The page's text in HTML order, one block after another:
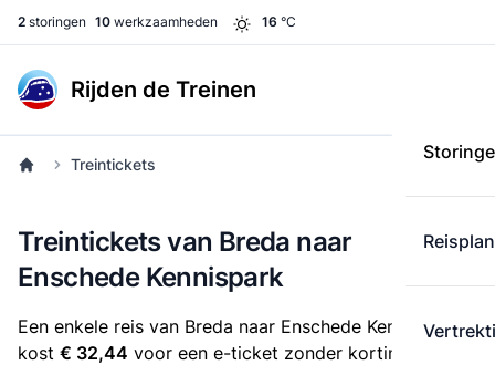
2 storingen 10 werkzaamheden 16 °C
Rijden de Treinen
Treintickets
Treintickets van Breda naar
Enschede Kennispark
Een enkele reis van Breda naar Enschede Kennispark
kost € 32,44 voor een e-ticket zonder korting.